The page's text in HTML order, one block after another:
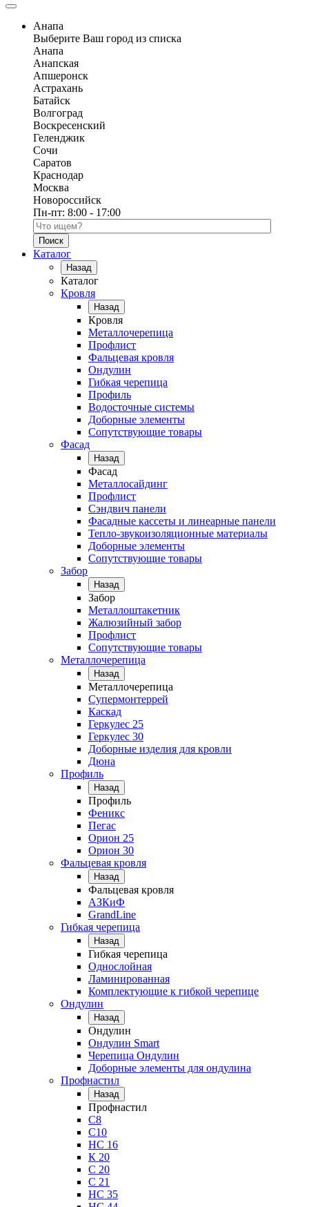
Анапа
Выберите Ваш город из списка
Анапа
Анапская
Апшеронск
Астрахань
Батайск
Волгоград
Воскресенский
Геленджик
Сочи
Саратов
Краснодар
Москва
Новороссийск
Пн-пт: 8:00 - 17:00
Поиск по каталогу
Каталог
Назад
Каталог
Кровля
Назад
Кровля
Металлочерепица
Профлист
Фальцевая кровля
Ондулин
Гибкая черепица
Профиль
Водосточные системы
Доборные элементы
Сопутствующие товары
Фасад
Назад
Фасад
Металлосайдинг
Профлист
Сэндвич панели
Фасадные кассеты и линеарные панели
Тепло-звукоизоляционные материалы
Доборные элементы
Сопутствующие товары
Забор
Назад
Забор
Металлоштакетник
Жалюзийный забор
Профлист
Сопутствующие товары
Металлочерепица
Назад
Металлочерепица
Супермонтеррей
Каскад
Геркулес 25
Геркулес 30
Доборные изделия для кровли
Дюна
Профиль
Назад
Профиль
Феникс
Пегас
Орион 25
Орион 30
Фальцевая кровля
Назад
Фальцевая кровля
АЗКиФ
GrandLine
Гибкая черепица
Назад
Гибкая черепица
Однослойная
Ламинированная
Комплектующие к гибкой черепице
Ондулин
Назад
Ондулин
Ондулин Smart
Черепица Ондулин
Доборные элементы для ондулина
Профнастил
Назад
Профнастил
С8
С10
НС 16
К 20
С 20
С 21
НС 35